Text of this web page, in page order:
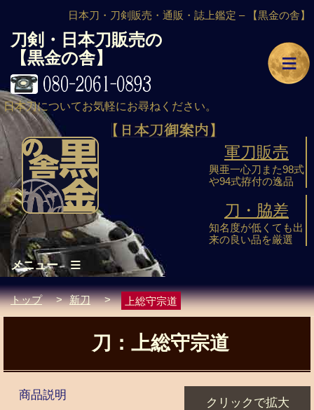
≡
日本刀・刀剣販売・通販・誌上鑑定 – 【黒金の舎】
刀剣・日本刀販売の
【黒金の舎】
日本刀についてお気軽にお尋ねください。
軍刀販売
興亜一心刀また98式
や94式拵付の逸品
刀・脇差
知名度が低くても出
来の良い品を厳選
メニュー≡
トップ > 新刀 > 上総守宗道
刀：上総守宗道
クリックで拡大
商品説明